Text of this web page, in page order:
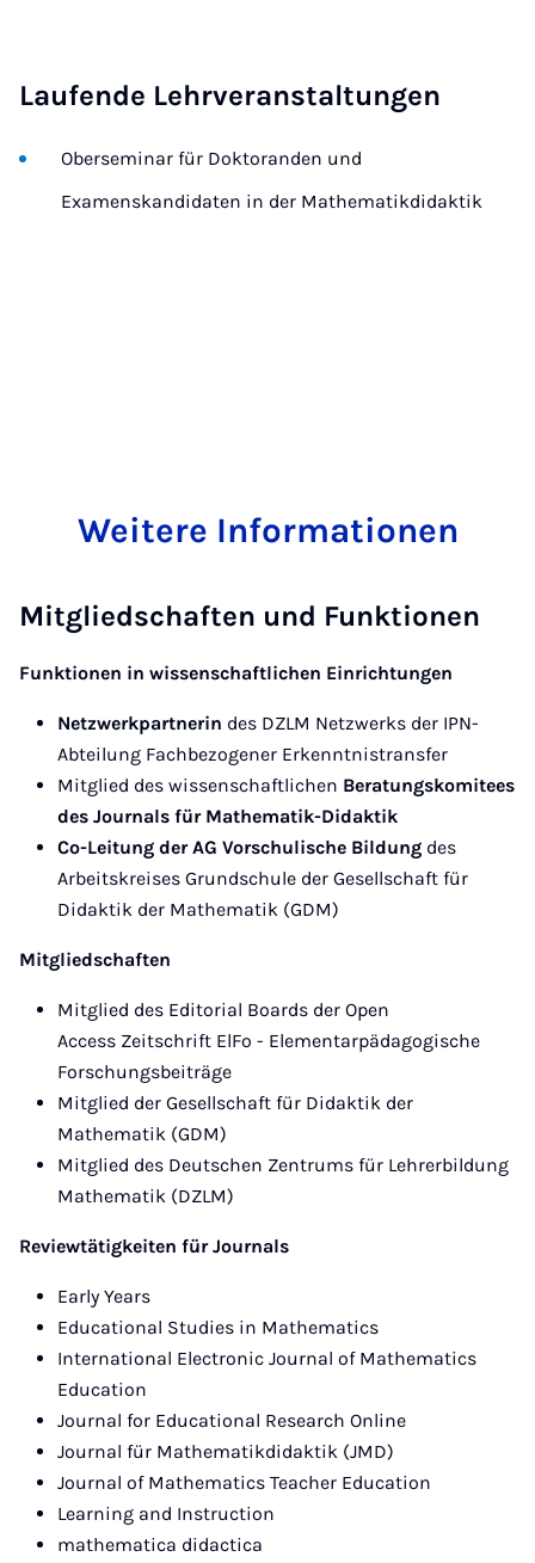
Laufende Lehrveranstaltungen
Oberseminar für Doktoranden und
Examenskandidaten in der Mathematikdidaktik
Weitere Informationen
Mitgliedschaften und Funktionen
Funktionen in wissenschaftlichen Einrichtungen
Netzwerkpartnerin des DZLM Netzwerks der IPN-
Abteilung Fachbezogener Erkenntnistransfer
Mitglied des wissenschaftlichen Beratungskomitees
des Journals für Mathematik-Didaktik
Co-Leitung der AG Vorschulische Bildung des
Arbeitskreises Grundschule der Gesellschaft für
Didaktik der Mathematik (GDM)
Mitgliedschaften
Mitglied des Editorial Boards der Open
Access Zeitschrift ElFo - Elementarpädagogische
Forschungsbeiträge
Mitglied der Gesellschaft für Didaktik der
Mathematik (GDM)
Mitglied des Deutschen Zentrums für Lehrerbildung
Mathematik (DZLM)
Reviewtätigkeiten für Journals​
Early Years
Educational Studies in Mathematics
International Electronic Journal of Mathematics
Education
Journal for Educational Research Online
Journal für Mathematikdidaktik (JMD)
Journal of Mathematics Teacher Education
Learning and Instruction
mathematica didactica